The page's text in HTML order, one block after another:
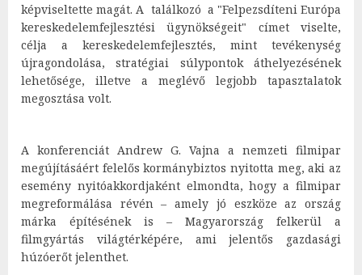
képviseltette magát. A találkozó a "Felpezsdíteni Európa
kereskedelemfejlesztési ügynökségeit" címet viselte,
célja a kereskedelemfejlesztés, mint tevékenység
újragondolása, stratégiai súlypontok áthelyezésének
lehetősége, illetve a meglévő legjobb tapasztalatok
megosztása volt.
A konferenciát Andrew G. Vajna a nemzeti filmipar
megújításáért felelős kormánybiztos nyitotta meg, aki az
esemény nyitóakkordjaként elmondta, hogy a filmipar
megreformálása révén – amely jó eszköze az ország
márka építésének is – Magyarország felkerül a
filmgyártás világtérképére, ami jelentős gazdasági
húzóerőt jelenthet.